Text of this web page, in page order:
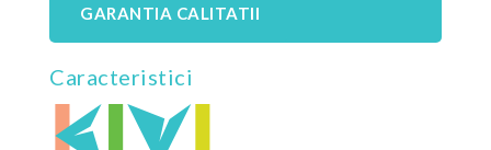
GARANTIA CALITATII
Caracteristici